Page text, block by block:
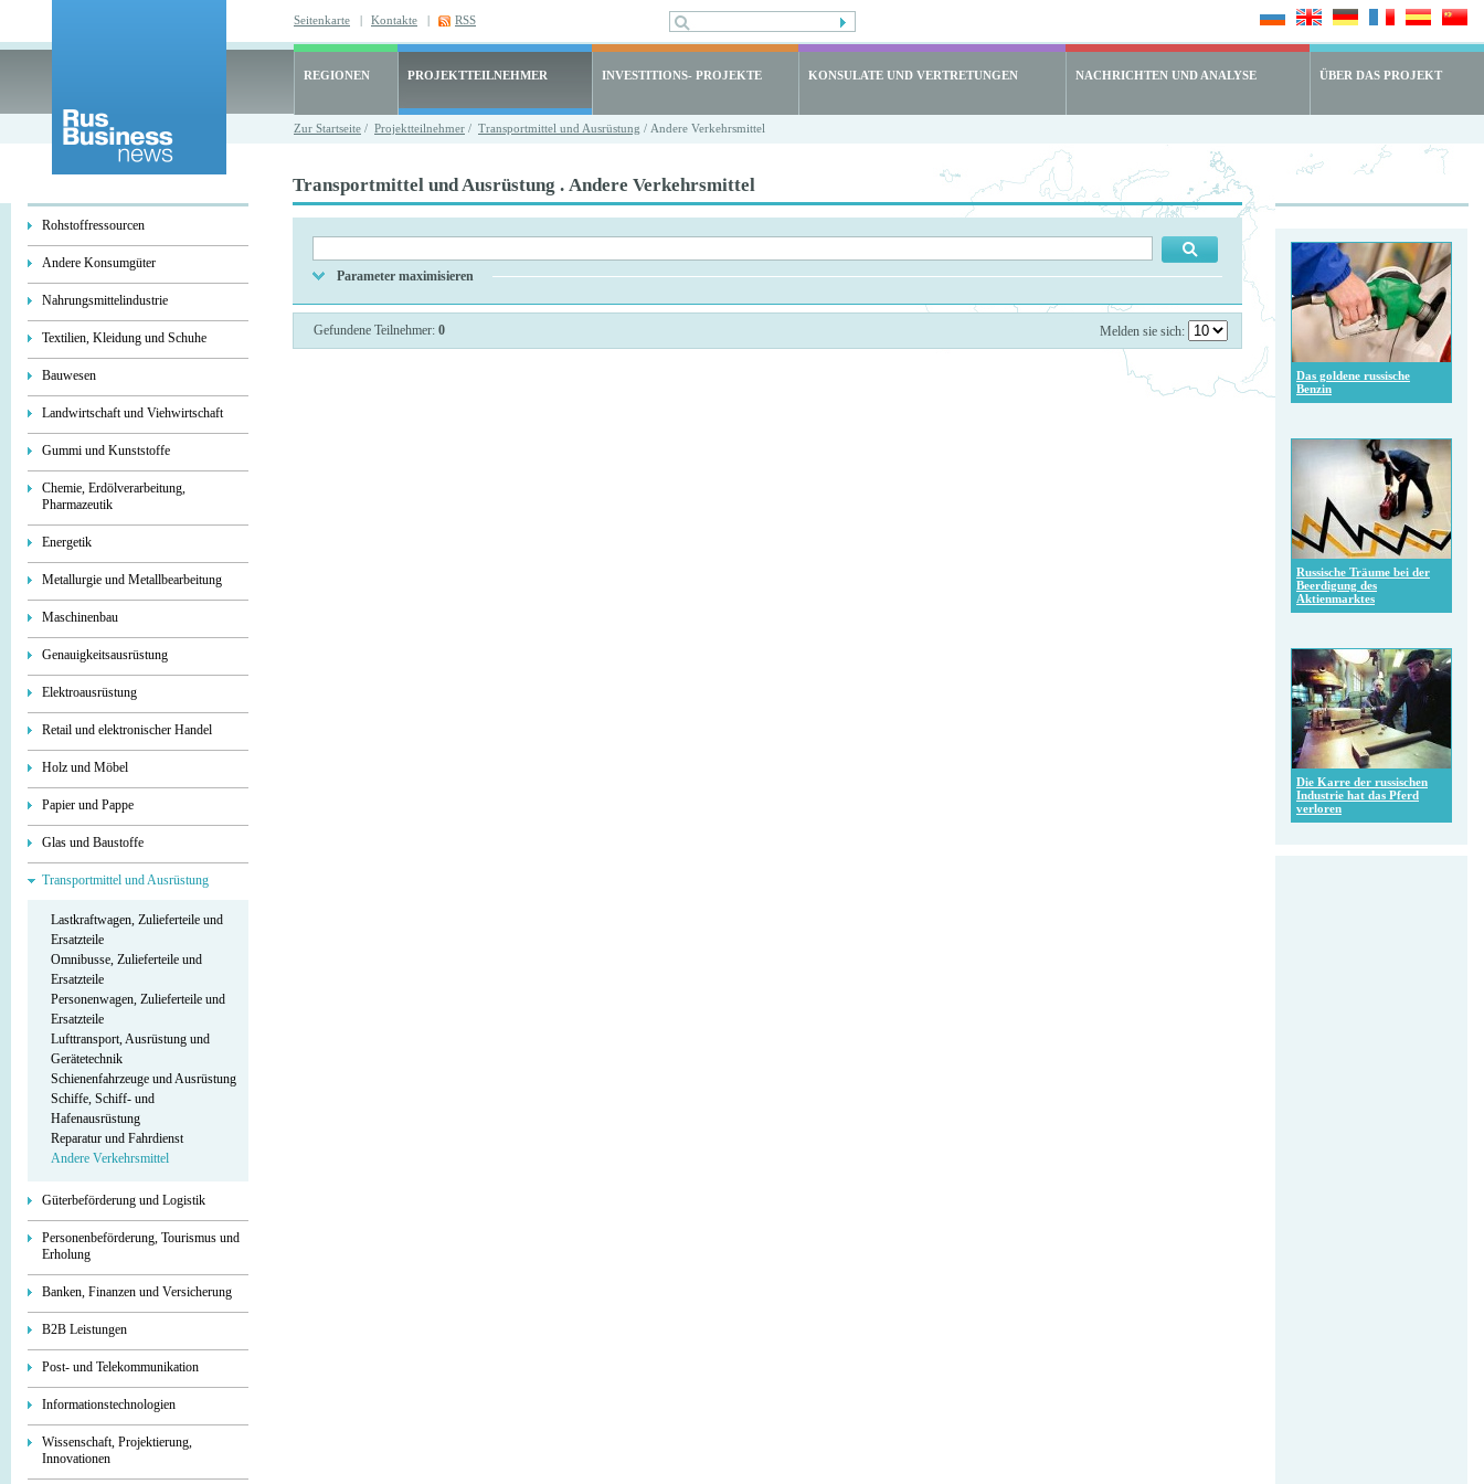
Seitenkarte | Kontakte | RSS
REGIONEN PROJEKTTEILNEHMER INVESTITIONS- PROJEKTE KONSULATE UND VERTRETUNGEN NACHRICHTEN UND ANALYSE ÜBER DAS PROJEKT
Zur Startseite / Projektteilnehmer / Transportmittel und Ausrüstung / Andere Verkehrsmittel
Rohstoffressourcen
Andere Konsumgüter
Nahrungsmittelindustrie
Textilien, Kleidung und Schuhe
Bauwesen
Landwirtschaft und Viehwirtschaft
Gummi und Kunststoffe
Chemie, Erdölverarbeitung,
Pharmazeutik
Energetik
Metallurgie und Metallbearbeitung
Maschinenbau
Genauigkeitsausrüstung
Elektroausrüstung
Retail und elektronischer Handel
Holz und Möbel
Papier und Pappe
Glas und Baustoffe
Transportmittel und Ausrüstung
Lastkraftwagen, Zulieferteile und
Ersatzteile
Omnibusse, Zulieferteile und
Ersatzteile
Personenwagen, Zulieferteile und
Ersatzteile
Lufttransport, Ausrüstung und
Gerätetechnik
Schienenfahrzeuge und Ausrüstung
Schiffe, Schiff- und
Hafenausrüstung
Reparatur und Fahrdienst
Andere Verkehrsmittel
Güterbeförderung und Logistik
Personenbeförderung, Tourismus und
Erholung
Banken, Finanzen und Versicherung
B2B Leistungen
Post- und Telekommunikation
Informationstechnologien
Wissenschaft, Projektierung,
Innovationen
Transportmittel und Ausrüstung . Andere Verkehrsmittel
Parameter maximisieren
Gefundene Teilnehmer: 0 Melden sie sich:
Das goldene russische
Benzin
Russische Träume bei der
Beerdigung des
Aktienmarktes
Die Karre der russischen
Industrie hat das Pferd
verloren